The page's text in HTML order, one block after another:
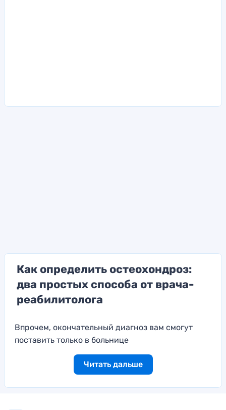
Как определить остеохондроз:
два простых способа от врача-
реабилитолога
Впрочем, окончательный диагноз вам смогут
поставить только в больнице
Читать дальше